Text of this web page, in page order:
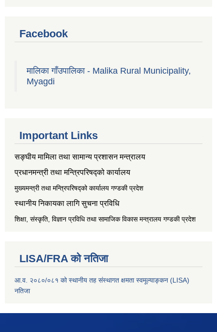
Facebook
मालिका गाँउपालिका - Malika Rural Municipality,
Myagdi
Important Links
सङ्‍घीय मामिला तथा सामान्य प्रशासन मन्त्रालय
प्रधानमन्त्री तथा मन्त्रिपरिषद्को कार्यालय
मुख्यमन्त्री तथा मन्त्रिपरिषद्को कार्यालय गण्डकी प्रदेश
स्थानीय निकायका लागि सुचना प्रविधि
शिक्षा, संस्कृति, विज्ञान प्रविधि तथा सामाजिक विकास मन्त्रालय गण्डकी प्रदेश
LISA/FRA को नतिजा
आ.व. २०८०/०८१ को स्थानीय तह संस्थागत क्षमता स्वमूल्याङ्कन (LISA)
नतिजा